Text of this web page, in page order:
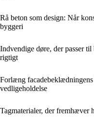
Rå beton som design: Når
byggeri
Indvendige døre, der passer
rigtigt
Forlæng
vedligeholdelse
Tagmaterialer, der fremhæver